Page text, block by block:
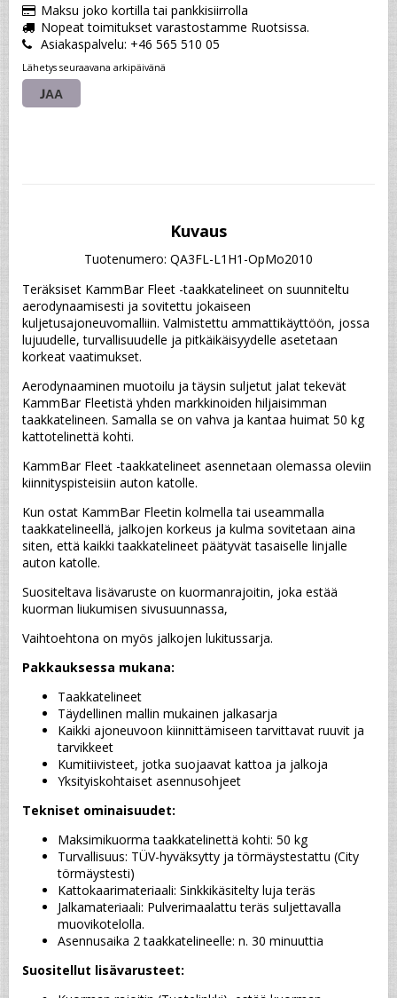
Maksu joko kortilla tai pankkisiirrolla
Nopeat toimitukset varastostamme Ruotsissa.
Asiakaspalvelu: +46 565 510 05
Lähetys seuraavana arkipäivänä
JAA
Kuvaus
Tuotenumero: QA3FL-L1H1-OpMo2010
Teräksiset KammBar Fleet -taakkatelineet on suunniteltu
aerodynaamisesti ja sovitettu jokaiseen
kuljetusajoneuvomalliin. Valmistettu ammattikäyttöön, jossa
lujuudelle, turvallisuudelle ja pitkäikäisyydelle asetetaan
korkeat vaatimukset.
Aerodynaaminen muotoilu ja täysin suljetut jalat tekevät
KammBar Fleetistä yhden markkinoiden hiljaisimman
taakkatelineen. Samalla se on vahva ja kantaa huimat 50 kg
kattotelinettä kohti.
KammBar Fleet -taakkatelineet asennetaan olemassa oleviin
kiinnityspisteisiin auton katolle.
Kun ostat KammBar Fleetin kolmella tai useammalla
taakkatelineellä, jalkojen korkeus ja kulma sovitetaan aina
siten, että kaikki taakkatelineet päätyvät tasaiselle linjalle
auton katolle.
Suositeltava lisävaruste on kuormanrajoitin, joka estää
kuorman liukumisen sivusuunnassa,
Vaihtoehtona on myös jalkojen lukitussarja.
Pakkauksessa mukana:
Taakkatelineet
Täydellinen mallin mukainen jalkasarja
Kaikki ajoneuvoon kiinnittämiseen tarvittavat ruuvit ja
tarvikkeet
Kumitiivisteet, jotka suojaavat kattoa ja jalkoja
Yksityiskohtaiset asennusohjeet
Tekniset ominaisuudet:
Maksimikuorma taakkatelinettä kohti: 50 kg
Turvallisuus: TÜV-hyväksytty ja törmäystestattu (City
törmäystesti)
Kattokaarimateriaali: Sinkkikäsitelty luja teräs
Jalkamateriaali: Pulverimaalattu teräs suljettavalla
muovikotelolla.
Asennusaika 2 taakkatelineelle: n. 30 minuuttia
Suositellut lisävarusteet: